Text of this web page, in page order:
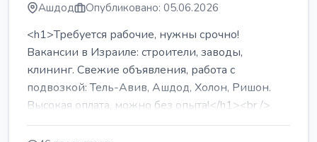
Ашдод Опубликовано: 05.06.2026
<h1>Требуется рабочие, нужны срочно!
Вакансии в Израиле: строители, заводы,
клининг. Свежие объявления, работа с
подвозкой: Тель-Авив, Ашдод, Холон, Ришон.
Высокая оплата, можно без опыта!</h1><br />
...